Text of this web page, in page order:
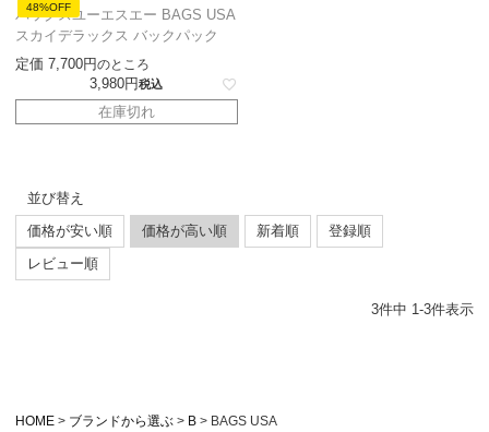
48%OFF
バッグスユーエスエー BAGS USA
スカイデラックス バックパック
定価 7,700 のところ
3,980 税込
在庫切れ
並び替え
価格が安い順
価格が高い順 新着順
登録順
レビュー順
3件中 1-3件表示
HOME ブランドから選ぶ B BAGS USA